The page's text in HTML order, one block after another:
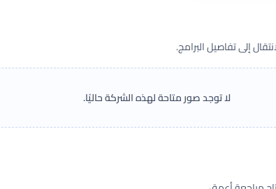
إلى تفاصيل البرامج.
لا توجد صور متاحة لهذه الشركة حاليًا.